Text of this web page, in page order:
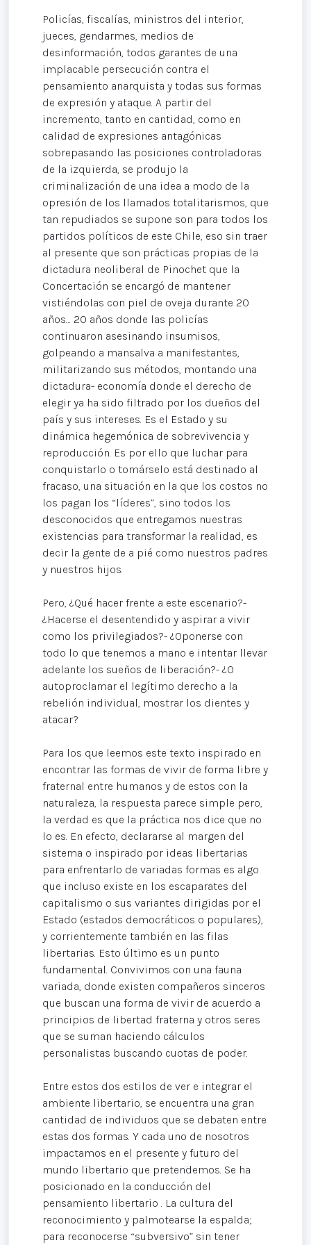
Policías, fiscalías, ministros del interior,
jueces, gendarmes, medios de
desinformación, todos garantes de una
implacable persecución contra el
pensamiento anarquista y todas sus formas
de expresión y ataque. A partir del
incremento, tanto en cantidad, como en
calidad de expresiones antagónicas
sobrepasando las posiciones controladoras
de la izquierda, se produjo la
criminalización de una idea a modo de la
opresión de los llamados totalitarismos, que
tan repudiados se supone son para todos los
partidos políticos de este Chile, eso sin traer
al presente que son prácticas propias de la
dictadura neoliberal de Pinochet que la
Concertación se encargó de mantener
vistiéndolas con piel de oveja durante 20
años… 20 años donde las policías
continuaron asesinando insumisos,
golpeando a mansalva a manifestantes,
militarizando sus métodos, montando una
dictadura- economía donde el derecho de
elegir ya ha sido filtrado por los dueños del
país y sus intereses. Es el Estado y su
dinámica hegemónica de sobrevivencia y
reproducción. Es por ello que luchar para
conquistarlo o tomárselo está destinado al
fracaso, una situación en la que los costos no
los pagan los “líderes”, sino todos los
desconocidos que entregamos nuestras
existencias para transformar la realidad, es
decir la gente de a pié como nuestros padres
y nuestros hijos.
Pero, ¿Qué hacer frente a este escenario?-
¿Hacerse el desentendido y aspirar a vivir
como los privilegiados?- ¿Oponerse con
todo lo que tenemos a mano e intentar llevar
adelante los sueños de liberación?- ¿O
autoproclamar el legítimo derecho a la
rebelión individual, mostrar los dientes y
atacar?
Para los que leemos este texto inspirado en
encontrar las formas de vivir de forma libre y
fraternal entre humanos y de estos con la
naturaleza, la respuesta parece simple pero,
la verdad es que la práctica nos dice que no
lo es. En efecto, declararse al margen del
sistema o inspirado por ideas libertarias
para enfrentarlo de variadas formas es algo
que incluso existe en los escaparates del
capitalismo o sus variantes dirigidas por el
Estado (estados democráticos o populares),
y corrientemente también en las filas
libertarias. Esto último es un punto
fundamental. Convivimos con una fauna
variada, donde existen compañeros sinceros
que buscan una forma de vivir de acuerdo a
principios de libertad fraterna y otros seres
que se suman haciendo cálculos
personalistas buscando cuotas de poder.
Entre estos dos estilos de ver e integrar el
ambiente libertario, se encuentra una gran
cantidad de individuos que se debaten entre
estas dos formas. Y cada uno de nosotros
impactamos en el presente y futuro del
mundo libertario que pretendemos. Se ha
posicionado en la conducción del
pensamiento libertario . La cultura del
reconocimiento y palmotearse la espalda;
para reconocerse “subversivo” sin tener